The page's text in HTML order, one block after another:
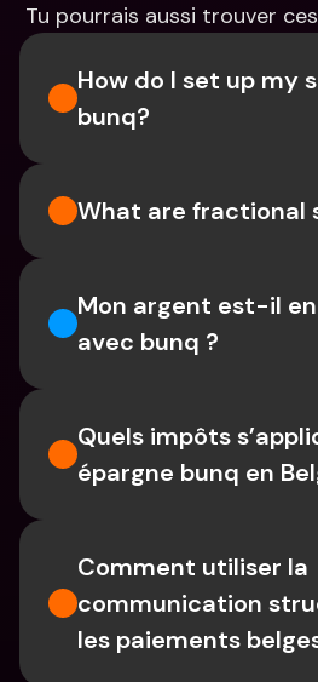
Tu pourrais aussi trouver
How do I set up my
bunq?
What are fractional
Mon argent est-il
avec bunq ?
Quels impôts
épargne bunq en
Comment utiliser la
communication
les paiements